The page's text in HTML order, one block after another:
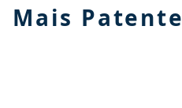
Mais Patente